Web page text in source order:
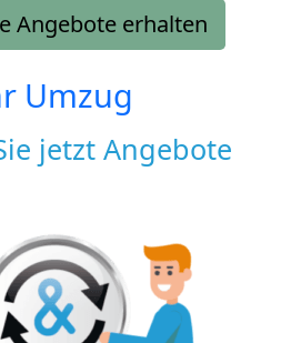
Angebote erhalten
Umzug
jetzt Angebote